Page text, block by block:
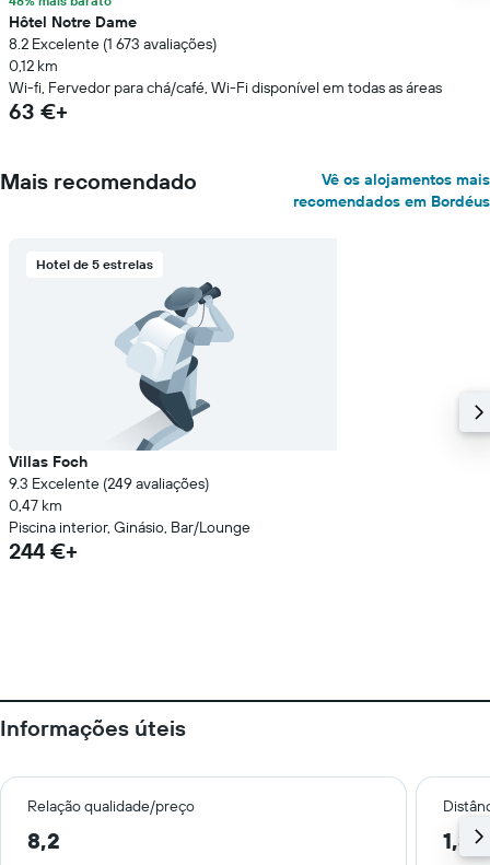
Hôtel Notre Dame
8.2 Excelente (1 673 avaliações)
0,12 km
Wi-fi, Fervedor para chá/café, Wi-Fi disponível em todas as áreas
63 €+
Mais recomendado
Vê os alojamentos mais
recomendados em Bordéus
Hotel de 5 estrelas
Villas Foch
9.3 Excelente (249 avaliações)
0,47 km
Piscina interior, Ginásio, Bar/Lounge
244 €+
Informações úteis
Relação qualidade/preço
8,2 1,3